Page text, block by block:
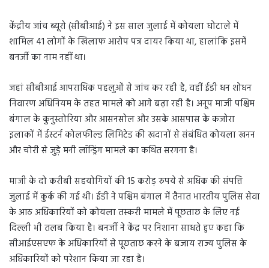
केंद्रीय जांच ब्यूरो (सीबीआई) ने इस साल जुलाई में कोयला घोटाले में
शामिल 41 लोगों के खिलाफ आरोप पत्र दायर किया था, हालांकि इसमें
बनर्जी का नाम नहीं था।
जहां सीबीआई आपराधिक पहलुओं से जांच कर रही है, वहीं ईडी धन शोधन
निवारण अधिनियम के तहत मामले को आगे बढ़ा रही है। अनूप माजी पश्चिम
बंगाल के कुनुस्तोरिया और आसनसोल और उसके आसपास के कजोरा
इलाकों में ईस्टर्न कोलफील्ड लिमिटेड की खदानों से संबंधित कोयला खनन
और चोरी से जुड़े मनी लॉन्ड्रिंग मामले का कथित सरगना है।
माजी के दो करीबी सहयोगियों की 15 करोड़ रुपये से अधिक की संपत्ति
जुलाई में कुर्क की गई थी। ईडी ने पश्चिम बंगाल में तैनात भारतीय पुलिस सेवा
के आठ अधिकारियों को कोयला तस्करी मामले में पूछताछ के लिए नई
दिल्ली भी तलब किया है। बनर्जी ने केंद्र पर निशाना साधते हुए कहा कि
सीआईएसएफ के अधिकारियों से पूछताछ करने के बजाय राज्य पुलिस के
अधिकारियों को परेशान किया जा रहा है।